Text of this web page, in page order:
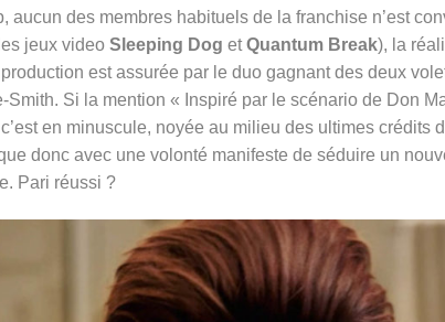
aucun des membres habituels de la franchise n’est
jeux video Sleeping Dog etQuantum Break), la
est assurée par le duo gagnant des deux
Smith. Si la mention « Inspiré par le scénario de Don
en minuscule, noyée au milieu des ultimes crédits
donc avec une volonté manifeste de séduire un
Pari réussi ?